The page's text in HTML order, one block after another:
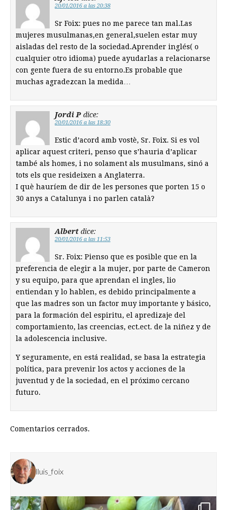
20/01/2016 a las 20:38
Sr Foix: pues no me parece tan mal.Las
mujeres musulmanas,en general,suelen estar muy
aisladas del resto de la sociedad.Aprender inglés( o
cualquier otro idioma) puede ayudarlas a relacionarse
con gente fuera de su entorno.Es probable que
muchas agradezcan la medida…
Jordi P dice:
20/01/2016 a las 18:30
Estic d’acord amb vostè, Sr. Foix. Si es vol
aplicar aquest criteri, penso que s’hauria d’aplicar
també als homes, i no solament als musulmans, sinó a
tots els que resideixen a Anglaterra.
I què hauríem de dir de les persones que porten 15 o
30 anys a Catalunya i no parlen català?
Albert dice:
20/01/2016 a las 11:53
Sr. Foix: Pienso que es posible que en la
preferencia de elegir a la mujer, por parte de Cameron
y su equipo, para que aprendan el ingles, lio
entiendan y lo hablen, es debido principalmente a
que las madres son un factor muy importante y básico,
para la formación del espiritu, el apredizaje del
comportamiento, las creencias, ect.ect. de la niñez y de
la adolescencia inclusive.
Y seguramente, en está realidad, se basa la estrategia
política, para prevenir los actos y acciones de la
juventud y de la sociedad, en el próximo cercano
futuro.
Comentarios cerrados.
lluis_foix